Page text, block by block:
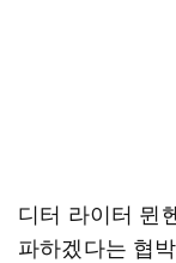
디터 라이터 뮌
파하겠다는 협